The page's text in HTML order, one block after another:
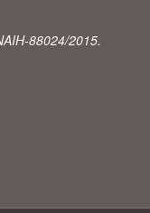
88024/2015.